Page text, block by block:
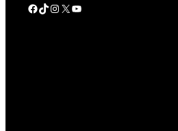
Facebook
TikTok
Instagram
X YouTube